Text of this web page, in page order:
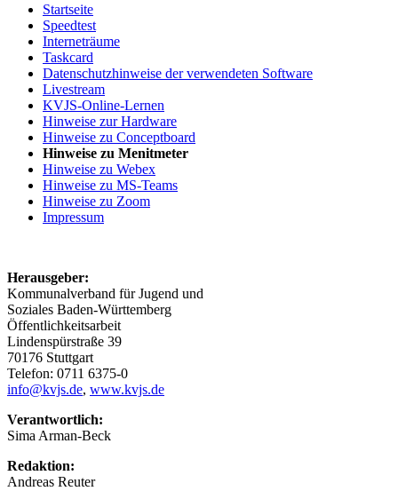
Startseite
Speedtest
Interneträume
Taskcard
Datenschutzhinweise der verwendeten Software
Livestream
KVJS-Online-Lernen
Hinweise zur Hardware
Hinweise zu Conceptboard
Hinweise zu Menitmeter
Hinweise zu Webex
Hinweise zu MS-Teams
Hinweise zu Zoom
Impressum
Herausgeber:
Kommunalverband für Jugend und
Soziales Baden-Württemberg
Öffentlichkeitsarbeit
Lindenspürstraße 39
70176 Stuttgart
Telefon: 0711 6375-0
info@kvjs.de, www.kvjs.de
Verantwortlich:
Sima Arman-Beck
Redaktion:
Andreas Reuter